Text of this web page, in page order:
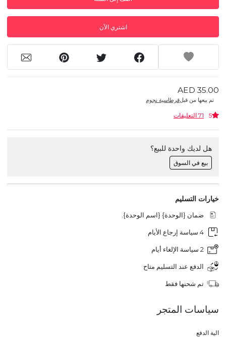
اشتري الآن
AED 35.00
تم بيعها من قبلقرطاسية نجوم
5 71 التعليقات
هل لديك واحدة للبيع؟
بيع في السوق
خيارات التسليم
ضمان {الوحدة} {اسم الوحدة}.
4 سياسة إرجاع الأيام
2 سياسة الإلغاء أيام
الدفع عند التسليم متاح
تم شحنها فقط
سياسات المتجر
الية الدفع